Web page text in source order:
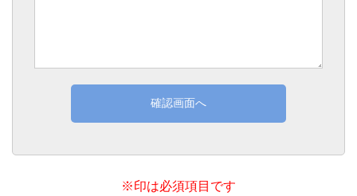
確認画面へ
※印は必須項目です